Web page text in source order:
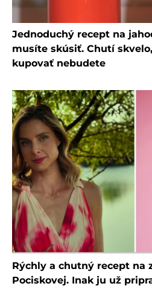
Jednoduchý recept na
musíte skúsiť. Chutí
kupovať nebudete
Rýchly a chutný recept na
Pociskovej. Inak ju už